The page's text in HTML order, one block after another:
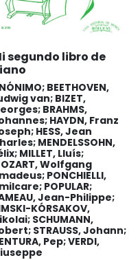
segundo libro de
BEETHOVEN,
van; BIZET,
BRAHMS,
HAYDN, Franz
HESS, Jean
MENDELSSOHN,
MILLET, Lluís;
Wolfgang
PONCHIELLI,
POPULAR;
Jean-Philippe;
KÓRSAKOV,
SCHUMANN,
STRAUSS, Johann;
Pep; VERDI,